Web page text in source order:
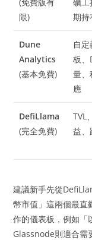
限)
期持
Dune
Analytics
(基本免費)
自
板、
量、
應
DefiLlama
(完全免費)
TVL
益、
建議新手先從
幣市值」這兩個最直
作的儀表板，例如「
Glassnode則適合需